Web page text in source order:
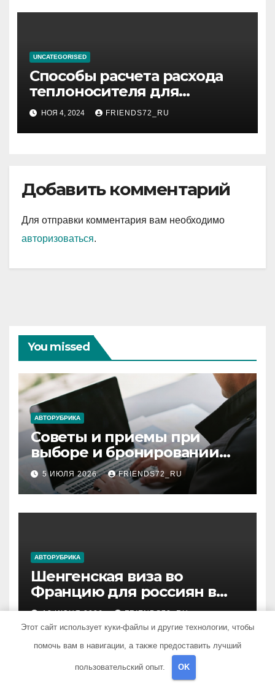
UNCATEGORISED
Способы расчета расхода
теплоносителя для
системы отопления
НОЯ 4, 2024 FRIENDS72_RU
Добавить комментарий
Для отправки комментария вам необходимо
авторизоваться.
You missed
АВТОРУБРИКА
Советы и приемы при
выборе и бронировании
авиабилетов
5 ИЮЛЯ 2026 FRIENDS72_RU
АВТОРУБРИКА
Шенгенская виза во
Францию для россиян в
2026 году: сроки от 3 дней
и список необходимых
документов
18 ИЮНЯ 2026 FRIENDS72_RU
Этот сайт использует куки-файлы и другие технологии, чтобы
помочь вам в навигации, а также предоставить лучший
пользовательский опыт. OK